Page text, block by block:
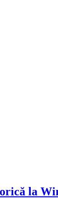
la